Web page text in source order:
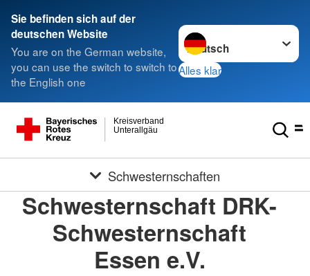
Sie befinden sich auf der
deutschen Website
You are on the German website,
you can use the switch to switch to
the English one
Sprache wechseln zu
Alles klar
Unterallgäu
Kreisverband
Schwesternschaften
Schwesternschaft DRK-
Schwesternschaft
Essen e.V.